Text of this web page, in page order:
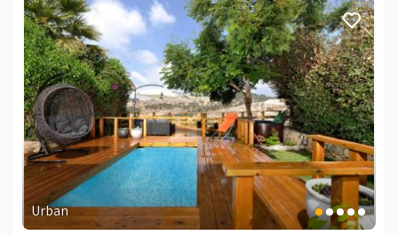
Urban